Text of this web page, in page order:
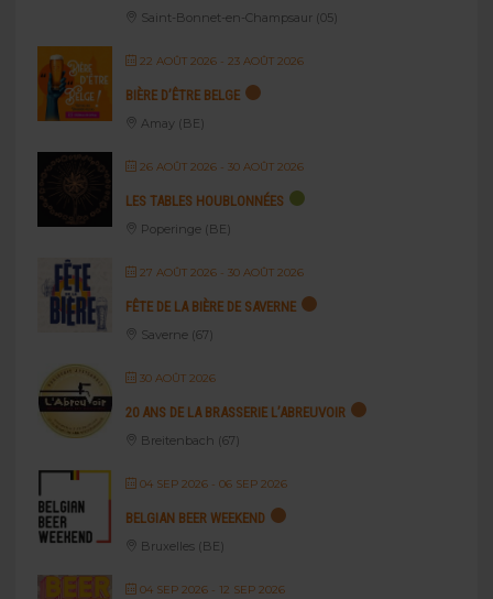
Saint-Bonnet-en-Champsaur (05)
22 AOÛT 2026- 23 AOÛT 2026
BIÈRE D’ÊTRE BELGE
Amay (BE)
26 AOÛT 2026- 30 AOÛT 2026
LES TABLES HOUBLONNÉES
Poperinge (BE)
27 AOÛT 2026- 30 AOÛT 2026
FÊTE DE LA BIÈRE DE SAVERNE
Saverne (67)
30 AOÛT 2026
20 ANS DE LA BRASSERIE L’ABREUVOIR
Breitenbach (67)
04 SEP 2026- 06 SEP 2026
BELGIAN BEER WEEKEND
Bruxelles (BE)
04 SEP 2026- 12 SEP 2026